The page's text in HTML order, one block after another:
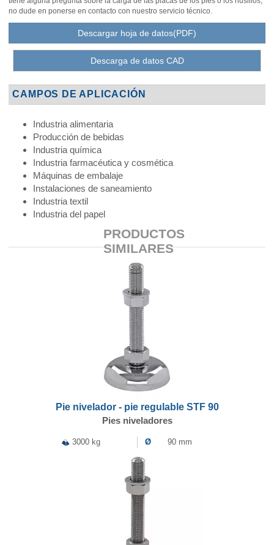
no dude en ponerse en contacto con nuestro servicio técnico.
Descargar hoja de datos(PDF)
Descarga de datos CAD
CAMPOS DE APLICACIÓN
Industria alimentaria
Producción de bebidas
Industria química
Industria farmacéutica y cosmética
Máquinas de embalaje
Instalaciones de saneamiento
Industria textil
Industria del papel
PRODUCTOS
SIMILARES
Pie nivelador - pie regulable STF 90
Pies niveladores
3000 kg Ø 90 mm